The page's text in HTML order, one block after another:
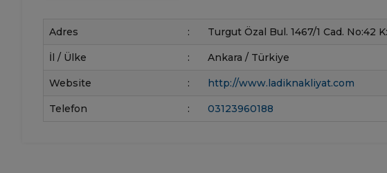
Adres : Turgut Özal Bul. 1467/1 Cad. No:42
İl / Ülke : Ankara / Türkiye
Website : http://www.ladiknakliyat.com
Telefon : 03123960188